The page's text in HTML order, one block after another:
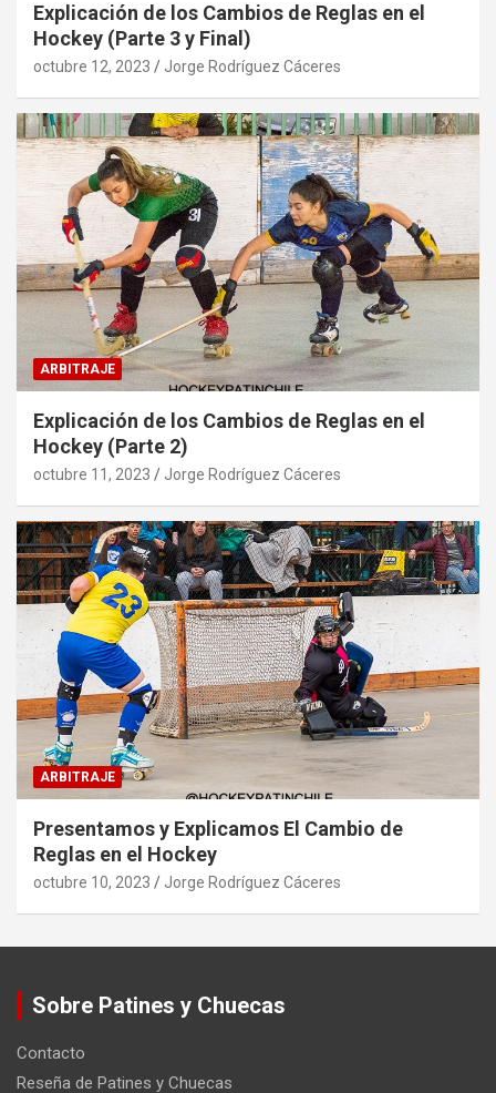
Explicación de los Cambios de Reglas en el
Hockey (Parte 3 y Final)
octubre 12, 2023 Jorge Rodríguez Cáceres
ARBITRAJE
Explicación de los Cambios de Reglas en el
Hockey (Parte 2)
octubre 11, 2023 Jorge Rodríguez Cáceres
ARBITRAJE
Presentamos y Explicamos El Cambio de
Reglas en el Hockey
octubre 10, 2023 Jorge Rodríguez Cáceres
Sobre Patines y Chuecas
Contacto
Reseña de Patines y Chuecas